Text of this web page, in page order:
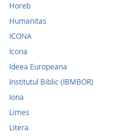
Horeb
Humanitas
ICONA
Icona
Ideea Europeana
Institutul Biblic (IBMBOR)
Iona
Limes
Litera